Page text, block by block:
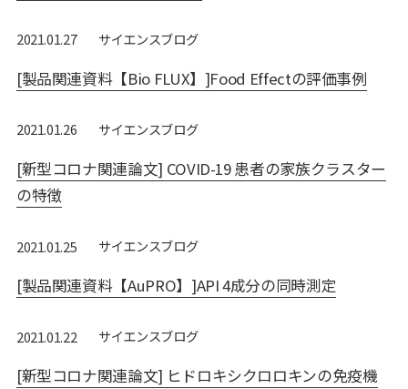
2021.01.27 サイエンスブログ
[製品関連資料【Bio FLUX】]Food Effectの評価事例
2021.01.26 サイエンスブログ
[新型コロナ関連論文] COVID-19 患者の家族クラスター
の特徴
2021.01.25 サイエンスブログ
[製品関連資料【AuPRO】]API 4成分の同時測定
2021.01.22 サイエンスブログ
[新型コロナ関連論文] ヒドロキシクロロキンの免疫機